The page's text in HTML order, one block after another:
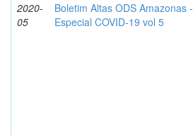
2020-
05
Boletim Altas ODS Amazonas -
Especial COVID-19 vol 5